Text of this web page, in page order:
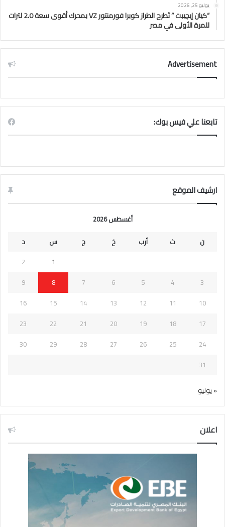
يوليو 25, 2026
“كيان إيچيبت ” تَطرح الطراز كوبرا فورمنتور VZ بمحرك أقوى سعة 2.0 لترات
للمرة الأولى في مصر
Advertisement
تابعنا علي فيس بوك:
ارشيف الموقع
أغسطس 2026
ن
ث أرب خ ج س
د
1
2
3
4
5
6
7
8
9
10
11
12
13
14
15
16
17
18
19
20
21
22
23
24
25
26
27
28
29
30
31
« يوليو
اعلان